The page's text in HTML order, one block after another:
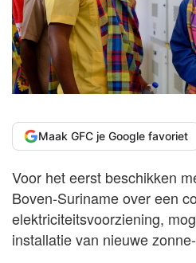
Maak GFC je Google favoriet
Voor het eerst beschikken
Boven-Suriname over een
elektriciteitsvoorziening,
installatie van nieuwe